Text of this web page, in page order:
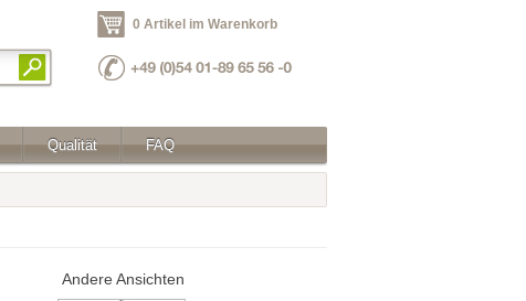
0 Artikel im Warenkorb
Qualität FAQ
Andere Ansichten